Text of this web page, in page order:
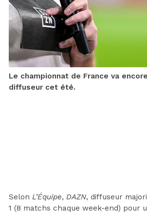
Le championnat de France va
diffuseur cet été.
Selon L’Équipe, DAZN, diffuseur
1 (8 matchs chaque week-end) pour